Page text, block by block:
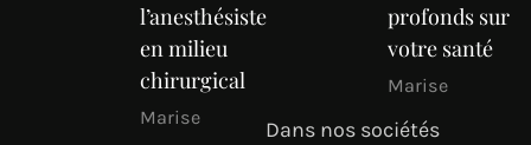
l’anesthésiste
en milieu
chirurgical
Marise
profonds sur
votre santé
Marise
Dans nos sociétés